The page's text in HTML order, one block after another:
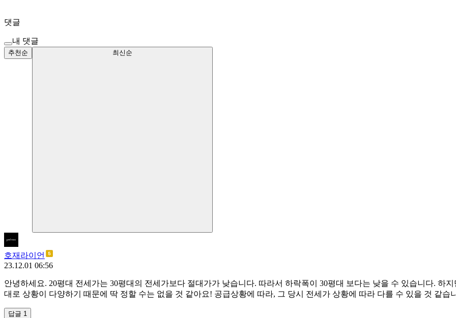
댓글
내 댓글
추천순 최신순
호재라이언
23.12.01 06:56
안녕하세요. 20평대 전세가는 30평대의 전세가보다 절대가가 낮습니다. 따라서 하락폭이 30평대 보다는 낮을 수 있습니다. 하
대로 상황이 다양하기 때문에 딱 정할 수는 없을 것 같아요! 공급상황에 따라, 그 당시 전세가 상황에 따라 다를 수 있을 것 같습
답글 1